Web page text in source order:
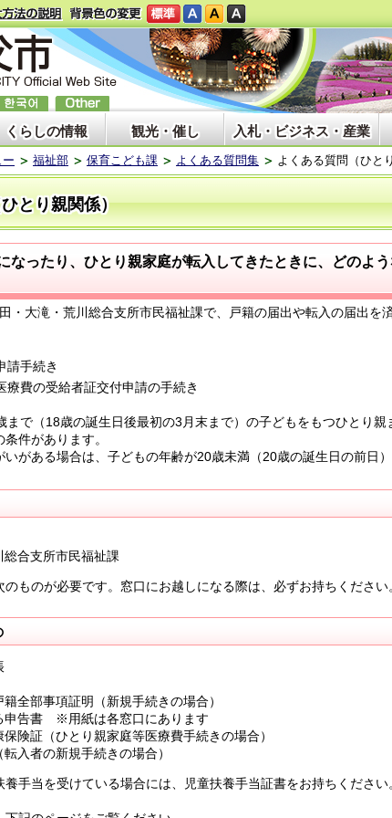
くらしの情報 観光・催し 入札・ビジネス・産業
福祉部 保育こども課 よくある質問集 よくある質問（ひと
とり親関係）
ったり、ひとり親家庭が転入してきたときに、どのよ
大滝・荒川総合支所市民福祉課で、戸籍の届出や転入の届出を
請手続き
費の受給者証交付申請の手続き
で（18歳の誕生日後最初の3月末まで）の子どもをもつひとり親
件があります。
がある場合は、子どもの年齢が20歳未満（20歳の誕生日の前日）
合支所市民福祉課
ものが必要です。窓口にお越しになる際は、必ずお持ちください
全部事項証明（新規手続きの場合）
申告書 ※用紙は各窓口にあります
険証（ひとり親家庭等医療費手続きの場合）
入者の新規手続きの場合）
手当を受けている場合には、児童扶養手当証書をお持ちください